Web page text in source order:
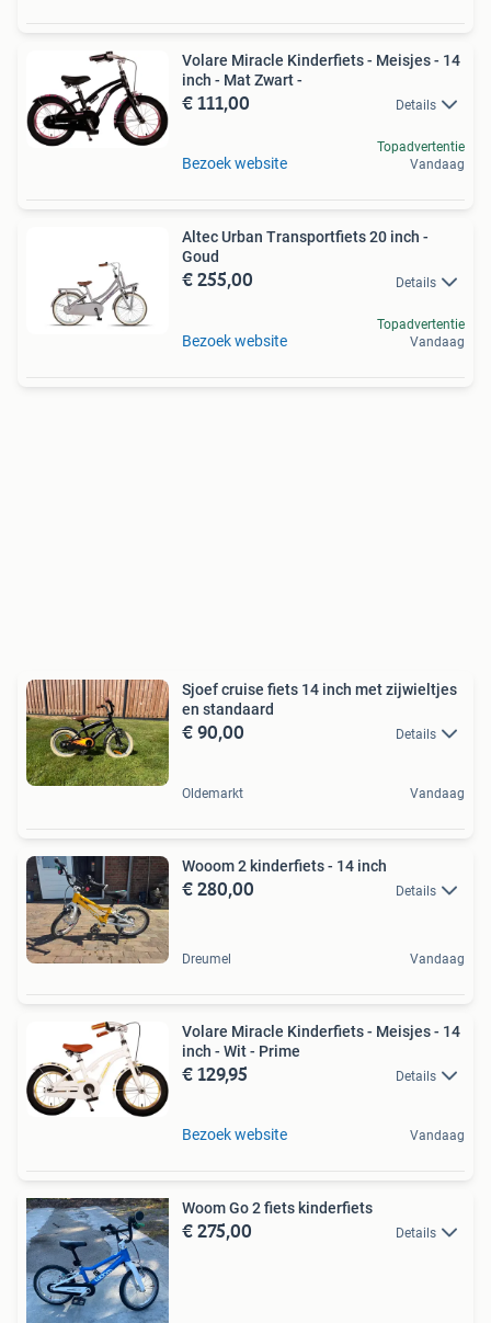
Volare Miracle Kinderfiets - Meisjes - 14
inch - Mat Zwart -
€ 111,00 Details
Bezoek website
Topadvertentie
Vandaag
Altec Urban Transportfiets 20 inch -
Goud
€ 255,00 Details
Bezoek website
Topadvertentie
Vandaag
Sjoef cruise fiets 14 inch met zijwieltjes
en standaard
€ 90,00 Details
Oldemarkt Vandaag
Wooom 2 kinderfiets - 14 inch
€ 280,00 Details
Dreumel Vandaag
Volare Miracle Kinderfiets - Meisjes - 14
inch - Wit - Prime
€ 129,95 Details
Bezoek website Vandaag
Woom Go 2 fiets kinderfiets
€ 275,00 Details